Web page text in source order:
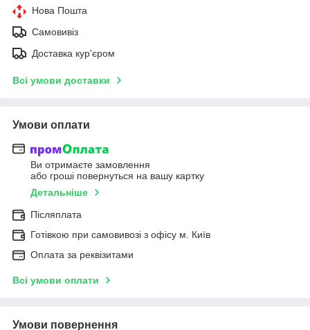
Нова Пошта
Самовивіз
Доставка кур'єром
Всі умови доставки
Умови оплати
Ви отримаєте замовлення
або гроші повернуться на вашу картку
Детальніше
Післяплата
Готівкою при самовивозі з офісу м. Київ
Оплата за реквізитами
Всі умови оплати
Умови повернення